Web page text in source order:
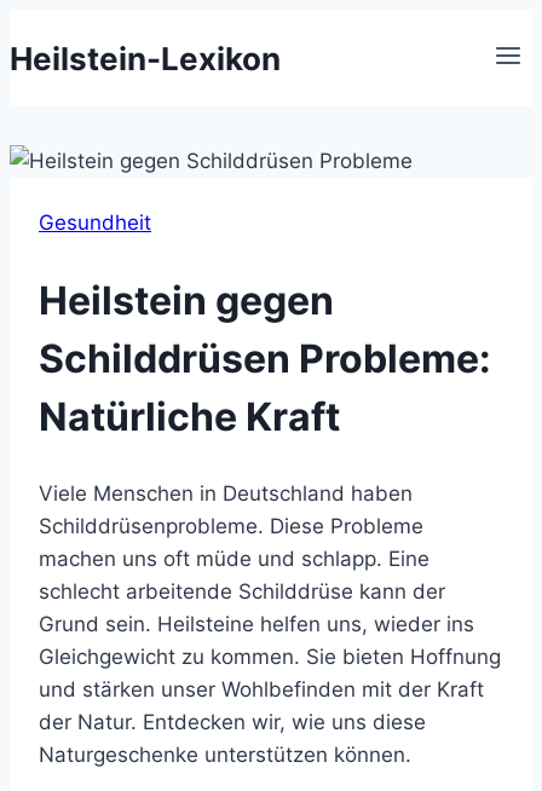
Inhalt
Heilstein-Lexikon
Gesundheit
Heilstein gegen
Schilddrüsen Probleme:
Natürliche Kraft
Viele Menschen in Deutschland haben
Schilddrüsenprobleme. Diese Probleme
machen uns oft müde und schlapp. Eine
schlecht arbeitende Schilddrüse kann der
Grund sein. Heilsteine helfen uns, wieder ins
Gleichgewicht zu kommen. Sie bieten Hoffnung
und stärken unser Wohlbefinden mit der Kraft
der Natur. Entdecken wir, wie uns diese
Naturgeschenke unterstützen können.